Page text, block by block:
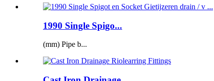
1990 Single Spigo...
(mm) Pipe b...